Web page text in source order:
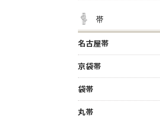
帯
名古屋帯
京袋帯
袋帯
丸帯